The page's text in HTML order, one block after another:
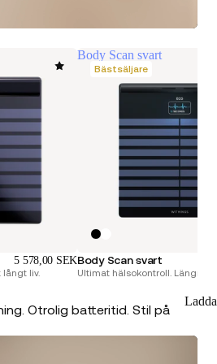
5 578,00 SEK
långt liv.
Body Scan svart
Bästsäljare
Body Scan svart
Ultimat hälsokontroll. Längre
Otrolig batteritid. Stil på